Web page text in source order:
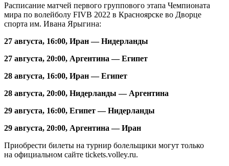
Расписание матчей первого группового этапа Чемпионата
мира по волейболу FIVB 2022 в Красноярске во Дворце
спорта им. Ивана Ярыгина:
27 августа, 16:00, Иран — Нидерланды
27 августа, 20:00, Аргентина — Египет
28 августа, 16:00, Иран — Египет
28 августа, 20:00, Нидерланды — Аргентина
29 августа, 16:00, Египет — Нидерланды
29 августа, 20:00, Аргентина — Иран
Приобрести билеты на турнир болельщики могут только
на официальном сайте tickets.volley.ru.